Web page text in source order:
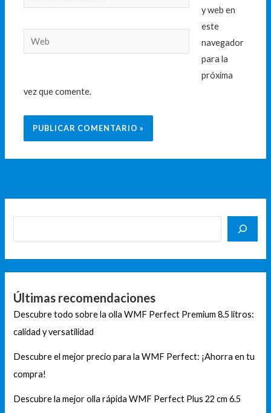
electrónico*
Web
y web en
este
navegador
para la
próxima
vez que comente.
Últimas recomendaciones
Descubre todo sobre la olla WMF Perfect Premium 8.5 litros:
calidad y versatilidad
Descubre el mejor precio para la WMF Perfect: ¡Ahorra en tu
compra!
Descubre la mejor olla rápida WMF Perfect Plus 22 cm 6.5